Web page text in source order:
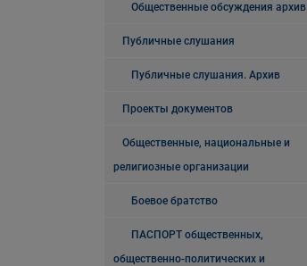
Общественные обсуждения архив
Публичные слушания
Публичные слушания. Архив
Проекты документов
Общественные, национальные и
религиозные организации
Боевое братство
ПАСПОРТ общественных,
общественно-политических и